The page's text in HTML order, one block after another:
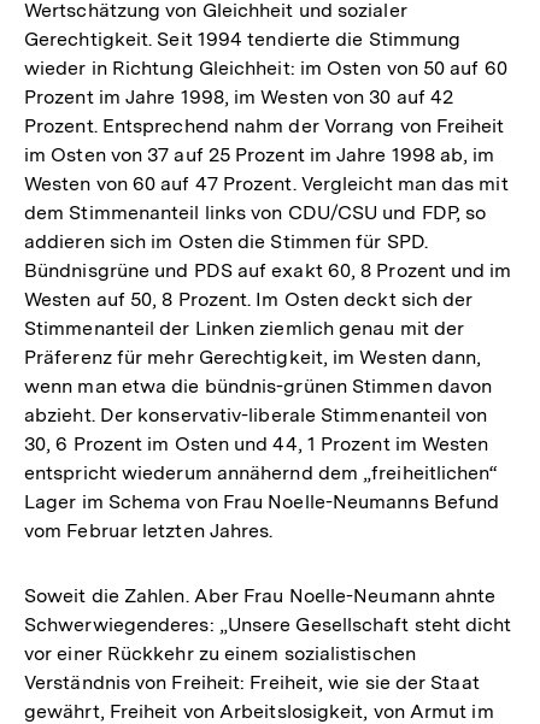
Wertschätzung von Gleichheit und sozialer
Gerechtigkeit. Seit 1994 tendierte die Stimmung
wieder in Richtung Gleichheit: im Osten von 50 auf 60
Prozent im Jahre 1998, im Westen von 30 auf 42
Prozent. Entsprechend nahm der Vorrang von Freiheit
im Osten von 37 auf 25 Prozent im Jahre 1998 ab, im
Westen von 60 auf 47 Prozent. Vergleicht man das mit
dem Stimmenanteil links von CDU/CSU und FDP, so
addieren sich im Osten die Stimmen für SPD.
Bündnisgrüne und PDS auf exakt 60, 8 Prozent und im
Westen auf 50, 8 Prozent. Im Osten deckt sich der
Stimmenanteil der Linken ziemlich genau mit der
Präferenz für mehr Gerechtigkeit, im Westen dann,
wenn man etwa die bündnis-grünen Stimmen davon
abzieht. Der konservativ-liberale Stimmenanteil von
30, 6 Prozent im Osten und 44, 1 Prozent im Westen
entspricht wiederum annähernd dem „freiheitlichen“
Lager im Schema von Frau Noelle-Neumanns Befund
vom Februar letzten Jahres.
Soweit die Zahlen. Aber Frau Noelle-Neumann ahnte
Schwerwiegenderes: „Unsere Gesellschaft steht dicht
vor einer Rückkehr zu einem sozialistischen
Verständnis von Freiheit: Freiheit, wie sie der Staat
gewährt, Freiheit von Arbeitslosigkeit, von Armut im